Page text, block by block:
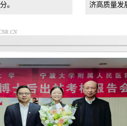
金
三个月后提前还款并落实
件满足但被拒，我要求按
金，要求退回定金
汽本田购车定金拒不退
科技有限公司虚假宣传
。
济高质量发